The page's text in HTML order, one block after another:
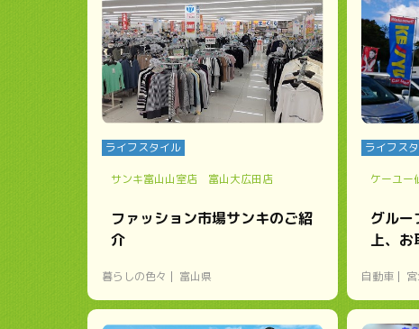
ライフスタイル
サンキ富山山室店 富山大広田店
ファッション市場サンキのご紹
介
暮らしの色々 富山県
ライフス
ケーユー
グルー
上、お
自動車